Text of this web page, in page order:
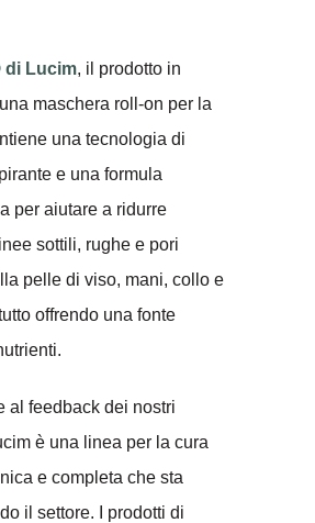
di Lucim, il prodotto in
maschera roll-on per la
una tecnologia di
e una formula
per aiutare a ridurre
sottili, rughe e pori
pelle di viso, mani, collo e
offrendo una fonte
al feedback dei nostri
è una linea per la cura
e completa che sta
il settore. I prodotti di